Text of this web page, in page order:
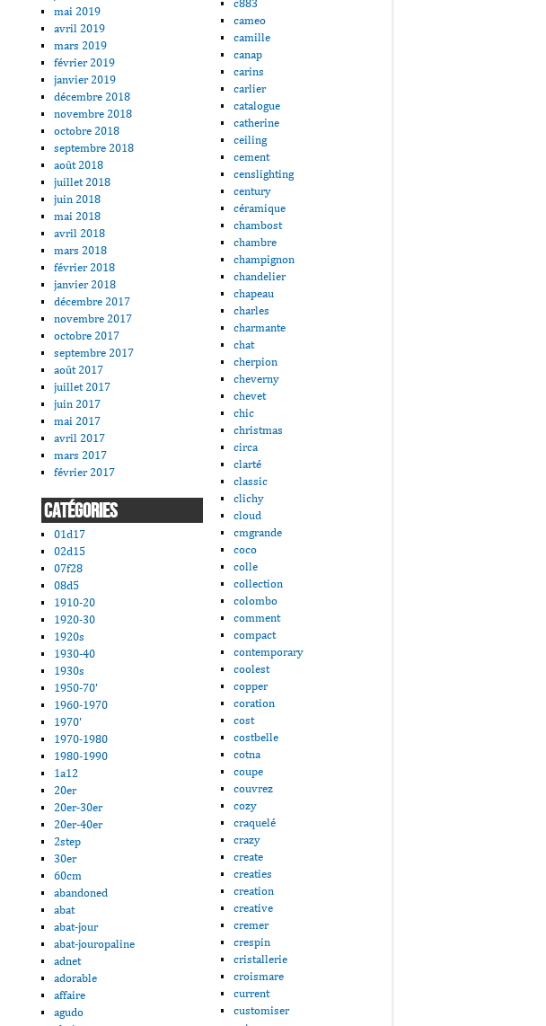
mai 2019
avril 2019
mars 2019
février 2019
janvier 2019
décembre 2018
novembre 2018
octobre 2018
septembre 2018
août 2018
juillet 2018
juin 2018
mai 2018
avril 2018
mars 2018
février 2018
janvier 2018
décembre 2017
novembre 2017
octobre 2017
septembre 2017
août 2017
juillet 2017
juin 2017
mai 2017
avril 2017
mars 2017
février 2017
CATÉGORIES
01d17
02d15
07f28
08d5
1910-20
1920-30
1920s
1930-40
1930s
1950-70'
1960-1970
1970'
1970-1980
1980-1990
1a12
20er
20er-30er
20er-40er
2step
30er
60cm
abandoned
abat
abat-jour
abat-jouropaline
adnet
adorable
affaire
agudo
c883
cameo
camille
canap
carins
carlier
catalogue
catherine
ceiling
cement
censlighting
century
céramique
chambost
chambre
champignon
chandelier
chapeau
charles
charmante
chat
cherpion
cheverny
chevet
chic
christmas
circa
clarté
classic
clichy
cloud
cmgrande
coco
colle
collection
colombo
comment
compact
contemporary
coolest
copper
coration
cost
costbelle
cotna
coupe
couvrez
cozy
craquelé
crazy
create
creaties
creation
creative
cremer
crespin
cristallerie
croismare
current
customiser